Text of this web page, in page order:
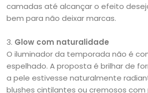
camadas até alcançar o efeito
bem para não deixar marcas.
3. Glow com naturalidade
O iluminador da temporada não é
espelhado. A proposta é brilhar de
a pele estivesse naturalmente
blushes cintilantes ou cremosos